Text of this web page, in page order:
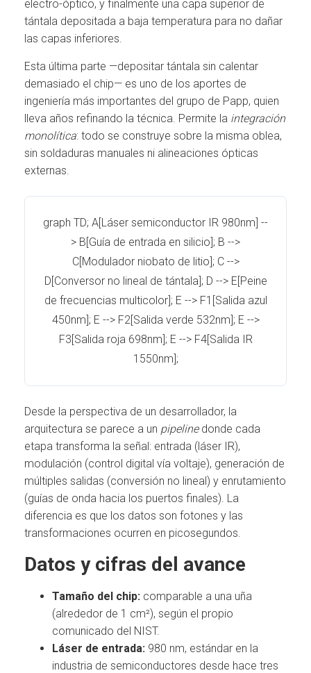
electro-óptico, y finalmente una capa superior de
tántala depositada a baja temperatura para no dañar
las capas inferiores.
Esta última parte —depositar tántala sin calentar
demasiado el chip— es uno de los aportes de
ingeniería más importantes del grupo de Papp, quien
lleva años refinando la técnica. Permite la integración
monolítica: todo se construye sobre la misma oblea,
sin soldaduras manuales ni alineaciones ópticas
externas.
graph TD; A[Láser semiconductor IR 980nm] --
> B[Guía de entrada en silicio]; B -->
C[Modulador niobato de litio]; C -->
D[Conversor no lineal de tántala]; D --> E[Peine
de frecuencias multicolor]; E --> F1[Salida azul
450nm]; E --> F2[Salida verde 532nm]; E -->
F3[Salida roja 698nm]; E --> F4[Salida IR
1550nm];
Desde la perspectiva de un desarrollador, la
arquitectura se parece a un pipelinedonde cada
etapa transforma la señal: entrada (láser IR),
modulación (control digital vía voltaje), generación de
múltiples salidas (conversión no lineal) y enrutamiento
(guías de onda hacia los puertos finales). La
diferencia es que los datos son fotones y las
transformaciones ocurren en picosegundos.
Datos y cifras del avance
Tamaño del chip: comparable a una uña
(alrededor de 1 cm²), según el propio
comunicado del NIST.
Láser de entrada: 980 nm, estándar en la
industria de semiconductores desde hace tres